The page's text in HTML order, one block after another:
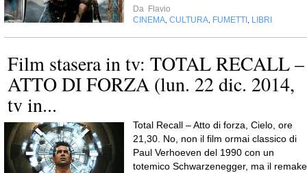
Da Flavio
CINEMA, CULTURA, FUMETTI , LIBRI
Film stasera in tv: TOTAL RECALL –
ATTO DI FORZA (lun. 22 dic. 2014,
tv in...
Total Recall – Atto di forza, Cielo, ore
21,30. No, non il film ormai classico di
Paul Verhoeven del 1990 con un
totemico Schwarzenegger, ma il remake